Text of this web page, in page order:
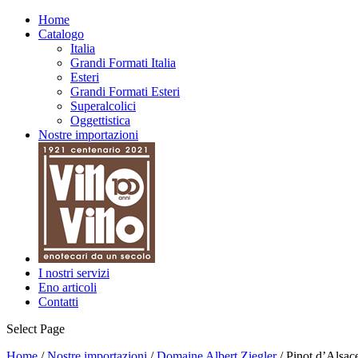
Home
Catalogo
Italia
Grandi Formati Italia
Esteri
Grandi Formati Esteri
Superalcolici
Oggettistica
Nostre importazioni
I nostri servizi
Eno articoli
Contatti
Select Page